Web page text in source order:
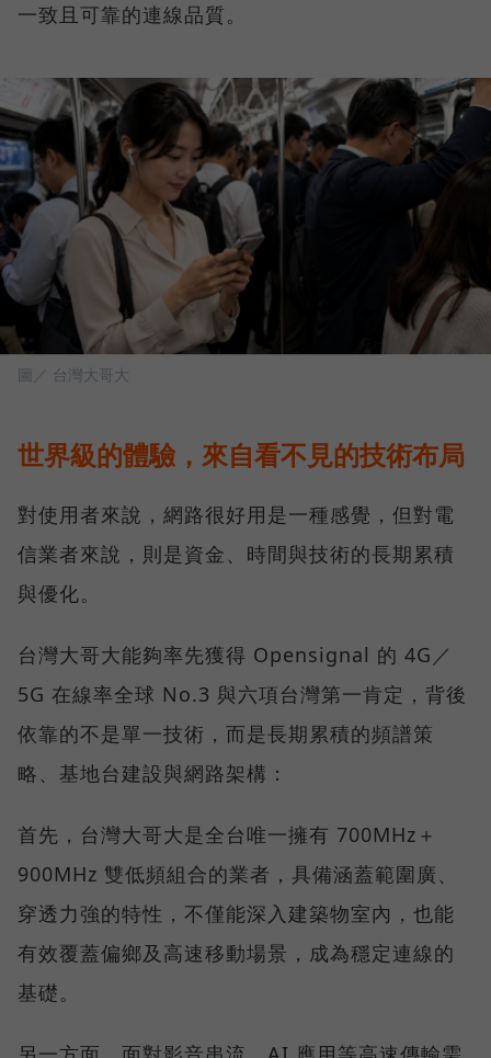
一致且可靠的連線品質。
圖／ 台灣大哥大
世界級的體驗，來自看不見的技術布局
對使用者來說，網路很好用是一種感覺，但對電
信業者來說，則是資金、時間與技術的長期累積
與優化。
台灣大哥大能夠率先獲得 Opensignal 的 4G／
5G 在線率全球 No.3 與六項台灣第一肯定，背後
依靠的不是單一技術，而是長期累積的頻譜策
略、基地台建設與網路架構：
首先，台灣大哥大是全台唯一擁有 700MHz＋
900MHz 雙低頻組合的業者，具備涵蓋範圍廣、
穿透力強的特性，不僅能深入建築物室內，也能
有效覆蓋偏鄉及高速移動場景，成為穩定連線的
基礎。